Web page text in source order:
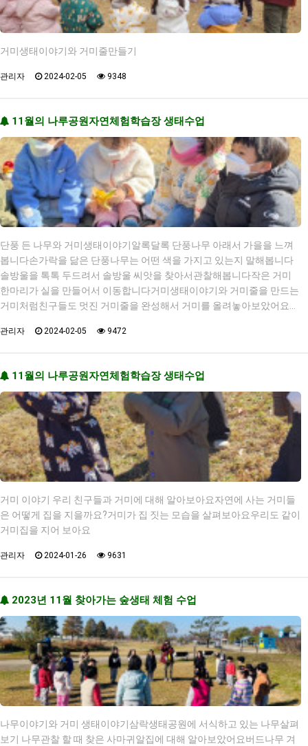
거미생태이야기와 거미줄만들기
관리자 2024-02-05 9348
11월의 나루공원자연체험학습장 생태수업
단풍 든 나무와 거미생태이야기알록달록 단풍나무 아래서 가을을 느껴
봅니다손가락을 닮은 단풍나무는 어떤 색을 가지고 있는지 말해봅니다
솔방울을 톡톡 두드려서 솔방울 씨앗을 찾아서관찰해봅니다작은 거미
한마리가 실을 만들어서 이동합니다거미생태이야기와 거미줄을 만드는
거미처럼친구들도 멋진 거미줄을 완성해서 거미를 올려놓아보았어요…
관리자 2024-02-05 9472
11월의 나루공원자연체험학습장 생태수업
거미 이야기 우리 친구들과 거미에 대해 알아보아요자연에 사는 거미들
은 어떻게 집을 지을까요?거미가 집 짓는 모습을 살펴보아요우리도 같이
거미집을 지어 보아요
관리자 2024-01-26 9631
2023년 11월 찾아가는 숲생태 체험 수업
나무이야기와 거미 생태이야기삼락생태공원에 서식하고 있는 나무살펴
보기 나무관찰 할 때 찾은 사마귀알집에 대해 알아보았어요버드나무 겨